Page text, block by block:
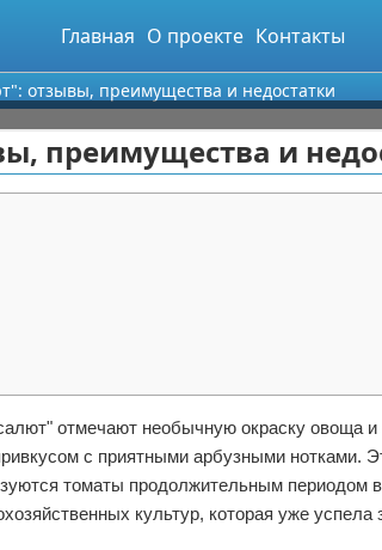
Главная О проекте Контакты
отзывы, преимущества и недостатки
преимущества и
отмечают необычную окраску овоща и
с приятными арбузными нотками.
томаты продолжительным периодом
культур, которая уже успела